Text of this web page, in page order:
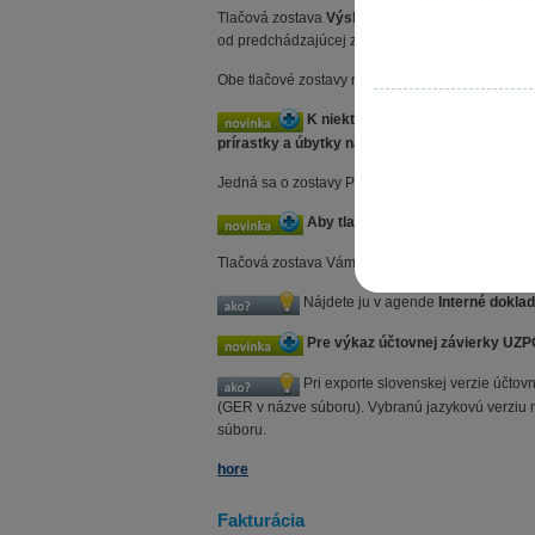
Tlačová zostava Výsledovka po strediskách
od predchádzajúcej zostavy sa ale údaje
Obe tlačové zostavy nájdete v agende
K niektorým tlačovým zostavám
prírastky a úbytky na jednotlivých účtoch.
Jedná sa o zostavy Pohyb na účte a Pohyb na
Aby tlačová zostava Kniha
Tlačová zostava Vám napríklad zobrazí, v akej
Nájdete ju v agende Interné
Pre výkaz účtovnej závierky
Pri exporte slovenskej verzie
(GER v názve súboru). Vybranú jazykovú
súboru.
hore
Fakturácia